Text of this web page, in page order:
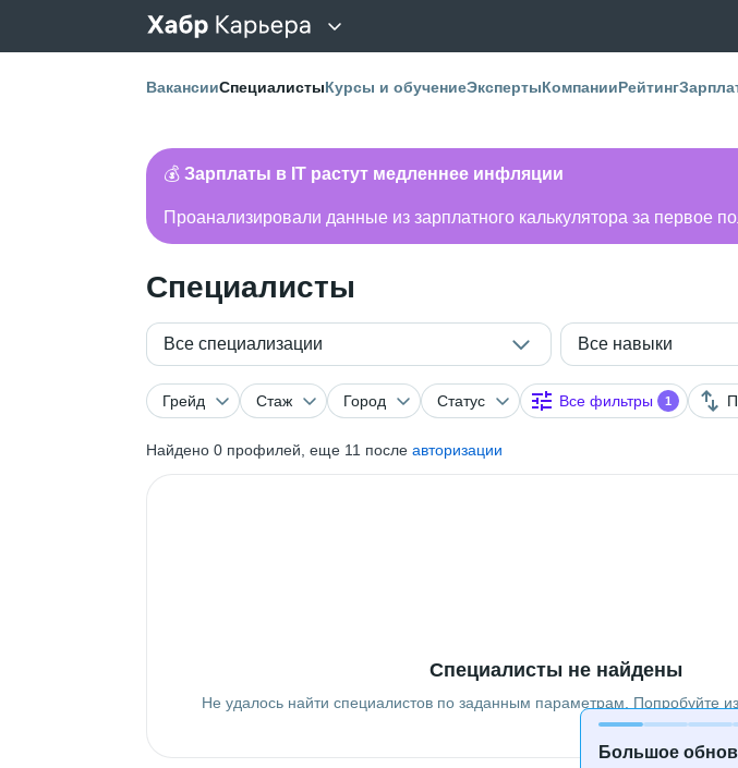
ВакансииСпециалистыКурсы и обучениеЭкспертыКомпанииРейтинг
💰 Зарплаты в IT растут медленнее инфляции
Проанализировали данные из зарплатного калькулятора за первое
Специалисты
Все специализации Все навыки
Грейд Стаж Город Статус Все фильтры 1
Найдено 0 профилей, еще 11 после авторизации
Большое
Специалисты не найдены
Не удалось найти специалистов по заданным параметрам. Попробуйте